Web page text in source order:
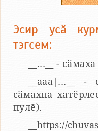
Эсир усӑ
тэгсем:
__...__ -
__aaa|...__
сӑмахпа
пулӗ).
__https://